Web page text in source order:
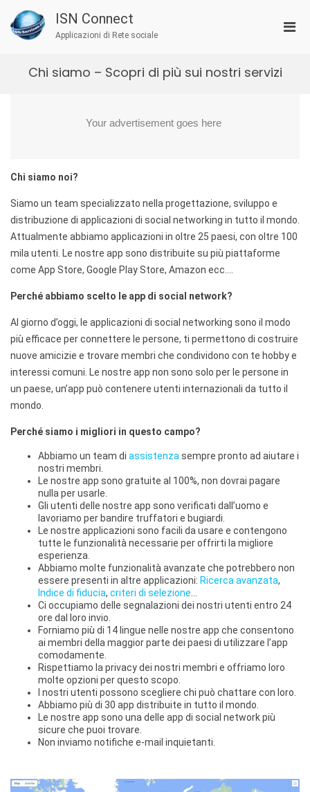
contenuto
ISN Connect
Applicazioni di Rete sociale
Chi siamo – Scopri di più sui nostri servizi
Chi siamo noi?
Siamo un team specializzato nella progettazione, sviluppo e
distribuzione di applicazioni di social networking in tutto il mondo.
Attualmente abbiamo applicazioni in oltre 25 paesi, con oltre 100
mila utenti. Le nostre app sono distribuite su più piattaforme
come App Store, Google Play Store, Amazon ecc….
Perché abbiamo scelto le app di social network?
Al giorno d’oggi, le applicazioni di social networking sono il modo
più efficace per connettere le persone, ti permettono di costruire
nuove amicizie e trovare membri che condividono con te hobby e
interessi comuni. Le nostre app non sono solo per le persone in
un paese, un’app può contenere utenti internazionali da tutto il
mondo.
Perché siamo i migliori in questo campo?
Abbiamo un team di assistenza sempre pronto ad aiutare i
nostri membri.
Le nostre app sono gratuite al 100%, non dovrai pagare
nulla per usarle.
Gli utenti delle nostre app sono verificati dall’uomo e
lavoriamo per bandire truffatori e bugiardi.
Le nostre applicazioni sono facili da usare e contengono
tutte le funzionalità necessarie per offrirti la migliore
esperienza.
Abbiamo molte funzionalità avanzate che potrebbero non
essere presenti in altre applicazioni: Ricerca avanzata,
Indice di fiducia, criteri di selezione
Ci occupiamo delle segnalazioni dei nostri utenti entro 24
ore dal loro invio.
Forniamo più di 14 lingue nelle nostre app che consentono
ai membri della maggior parte dei paesi di utilizzare l’app
comodamente.
Rispettiamo la privacy dei nostri membri e offriamo loro
molte opzioni per questo scopo.
I nostri utenti possono scegliere chi può chattare con loro.
Abbiamo più di 30 app distribuite in tutto il mondo.
Le nostre app sono una delle app di social network più
sicure che puoi trovare.
Non inviamo notifiche e-mail inquietanti.